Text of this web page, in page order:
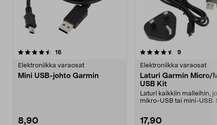
16arvostelut
Elektroniikka varaosat
Mini USB-johto Garmin
8,90
4.5viidestä
9arvostelut
Elektroniikka varaosat
Laturi Garmin Micro/
USB Kit
Laturi kaikkiin malleihin,
mikro-USB tai mini-USB.
17,90